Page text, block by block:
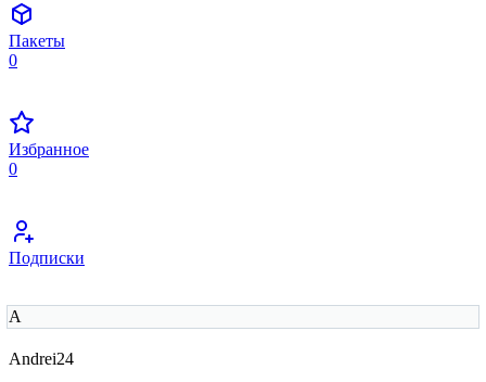
Пакеты
0
Избранное
0
Подписки
A
Andrei24